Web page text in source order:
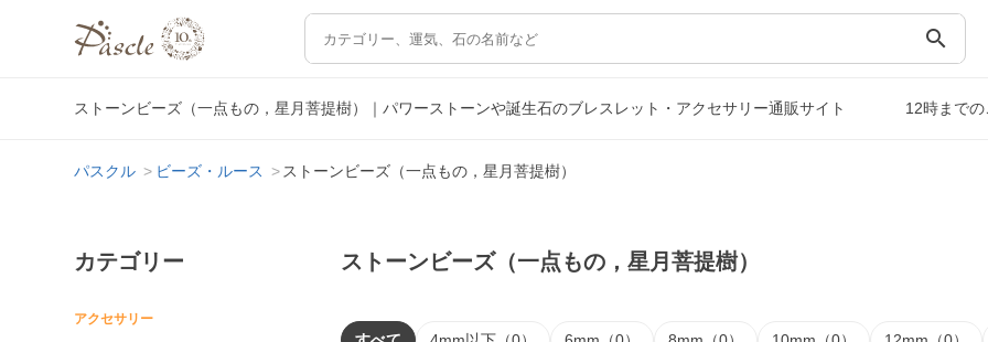
search
ストーンビーズ（一点もの，星月菩提樹）｜パワーストーンや誕生石のブレスレット・アクセサリー通販サイト 12時まで
パスクル ビーズ・ルース ストーンビーズ（一点もの，星月菩提樹）
カテゴリー
アクセサリー
ストーンビーズ（一点もの，星月菩提樹）